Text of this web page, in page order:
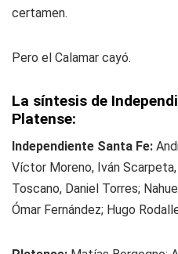
certamen.
Pero el Calamar cayó.
La síntesis de
Platense:
Independiente Santa Fe:
Víctor Moreno, Iván
Toscano, Daniel Torres;
Ómar Fernández; Hugo